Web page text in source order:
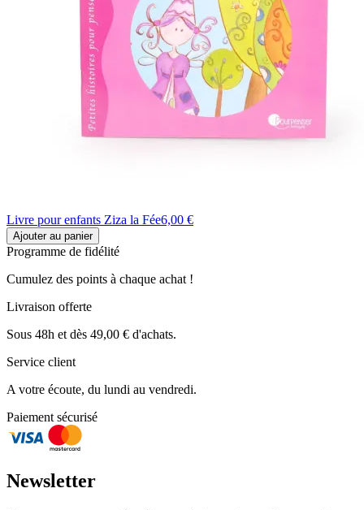
Livre pour enfants Ziza la Fée6,00 €
Ajouter au panier
Programme de fidélité
Cumulez des points à chaque achat !
Livraison offerte
Sous 48h et dès 49,00 € d'achats.
Service client
A votre écoute, du lundi au vendredi.
Paiement sécurisé
Newsletter